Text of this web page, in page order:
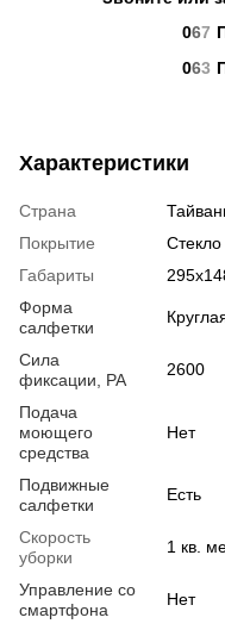
067
063
Характеристики
Страна
Покрытие
Стекло
Габариты
Форма
салфетки
Сила
фиксации, РА
2600
Подача
моющего
средства
Нет
Подвижные
салфетки
Есть
Скорость
уборки
1 кв.
Управление со
смартфона
Нет